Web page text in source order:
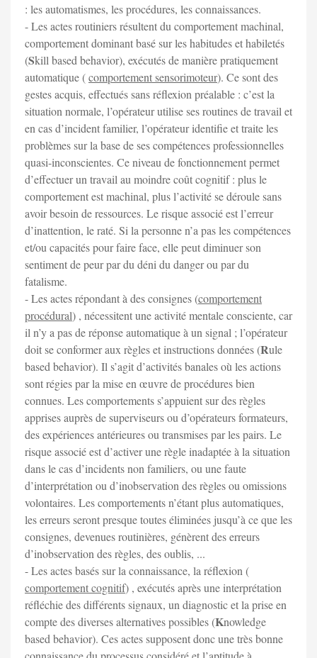
: les automatismes, les procédures, les connaissances.
- Les actes routiniers résultent du comportement machinal,
comportement dominant basé sur les habitudes et habiletés
(Skill based behavior), exécutés de manière pratiquement
automatique (comportement sensorimoteur). Ce sont des
gestes acquis, effectués sans réflexion préalable : c’est la
situation normale, l’opérateur utilise ses routines de travail et
en cas d’incident familier, l’opérateur identifie et traite les
problèmes sur la base de ses compétences professionnelles
quasi-inconscientes. Ce niveau de fonctionnement permet
d’effectuer un travail au moindre coût cognitif : plus le
comportement est machinal, plus l’activité se déroule sans
avoir besoin de ressources. Le risque associé est l’erreur
d’inattention, le raté. Si la personne n’a pas les compétences
et/ou capacités pour faire face, elle peut diminuer son
sentiment de peur par du déni du danger ou par du
fatalisme.
- Les actes répondant à des consignes (comportement
procédural) , nécessitent une activité mentale consciente, car
il n’y a pas de réponse automatique à un signal ; l’opérateur
doit se conformer aux règles et instructions données (Rule
based behavior). Il s’agit d’activités banales où les actions
sont régies par la mise en œuvre de procédures bien
connues. Les comportements s’appuient sur des règles
apprises auprès de superviseurs ou d’opérateurs formateurs,
des expériences antérieures ou transmises par les pairs. Le
risque associé est d’activer une règle inadaptée à la situation
dans le cas d’incidents non familiers, ou une faute
d’interprétation ou d’inobservation des règles ou omissions
volontaires. Les comportements n’étant plus automatiques,
les erreurs seront presque toutes éliminées jusqu’à ce que les
consignes, devenues routinières, génèrent des erreurs
d’inobservation des règles, des oublis, ...
- Les actes basés sur la connaissance, la réflexion (
comportement cognitif) , exécutés après une interprétation
réfléchie des différents signaux, un diagnostic et la prise en
compte des diverses alternatives possibles (Knowledge
based behavior). Ces actes supposent donc une très bonne